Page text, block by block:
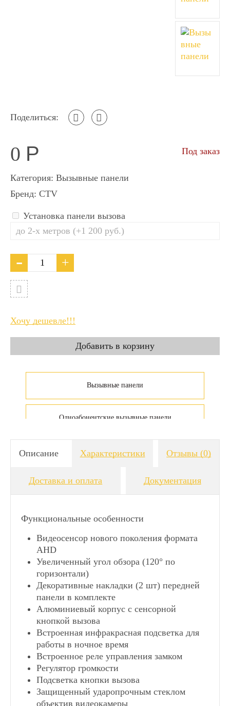
Поделиться:
0 Р
Категория: Вызывные панели
Бренд: CTV
Под заказ
Установка панели вызова
Хочу дешевле!!!
Вызывные панели
Одноабонентские вызывные панели
Описание Характеристики Отзывы(0)
Доставка и оплата Документация
Функциональные особенности
Видеосенсор нового поколения формата
AHD
Увеличенный угол обзора (120° по
горизонтали)
Декоративные накладки (2 шт) передней
панели в комплекте
Алюминиевый корпус с сенсорной
кнопкой вызова
Встроенная инфракрасная подсветка для
работы в ночное время
Встроенное реле управления замком
Регулятор громкости
Подсветка кнопки вызова
Защищенный ударопрочным стеклом
объектив видеокамеры